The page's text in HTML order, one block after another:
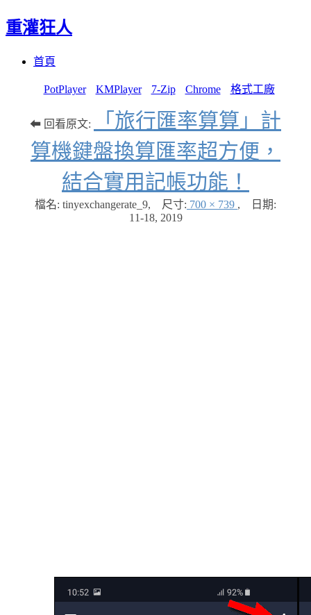
重灌狂人
首頁
PotPlayer KMPlayer 7-Zip Chrome 格式工廠
⬅ 回看原文:
「旅行匯率算算」計
算機鍵盤換算匯率超方便，
結合實用記帳功能！
檔名: tinyexchangerate_9, 尺寸: 700 × 739 ,
日期:
11-18, 2019